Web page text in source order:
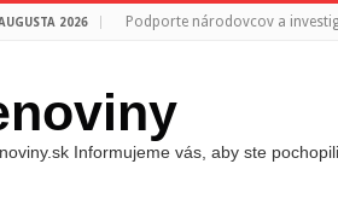
2026 Podporte národovcov a
Informujeme vás, aby ste